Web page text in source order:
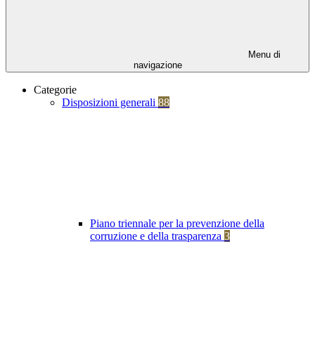
Menu di
navigazione
Categorie
Disposizioni generali 88
Piano triennale per la prevenzione della
corruzione e della trasparenza 3